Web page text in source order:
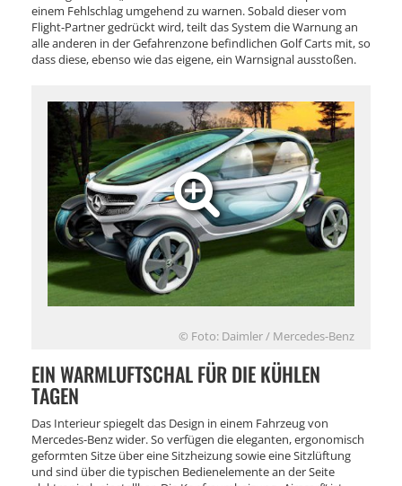
einem Fehlschlag umgehend zu warnen. Sobald dieser vom
Flight-Partner gedrückt wird, teilt das System die Warnung an
alle anderen in der Gefahrenzone befindlichen Golf Carts mit, so
dass diese, ebenso wie das eigene, ein Warnsignal ausstoßen.
© Foto: Daimler / Mercedes-Benz
EIN WARMLUFTSCHAL FÜR DIE KÜHLEN
TAGEN
Das Interieur spiegelt das Design in einem Fahrzeug von
Mercedes-Benz wider. So verfügen die eleganten, ergonomisch
geformten Sitze über eine Sitzheizung sowie eine Sitzlüftung
und sind über die typischen Bedienelemente an der Seite